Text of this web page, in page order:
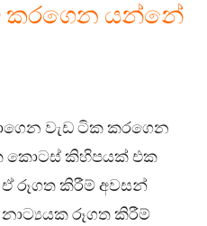
කරගෙන යන්නේ
වැඩ ටික කරගෙන
කොටස් කිහිපයක් එක
ඒ රූගත කිරීම් අවසන්
රූගත කිරීම්